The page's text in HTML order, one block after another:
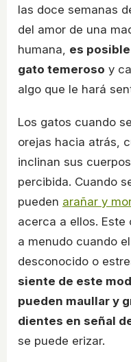
las doce semanas
del amor de una
humana, es
gato temeroso y
algo que le hará
Los gatos cuando
orejas hacia atrás,
inclinan sus
percibida. Cuando
pueden arañar y
acerca a ellos.
a menudo cuando
desconocido o
siente de este
pueden maullar y
dientes en señal
se puede erizar.